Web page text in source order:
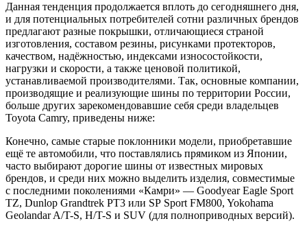
Данная тенденция продолжается вплоть до сегодняшнего дня,
и для потенциальных потребителей сотни различных брендов
предлагают разные покрышки, отличающиеся страной
изготовления, составом резины, рисунками протекторов,
качеством, надёжностью, индексами износостойкости,
нагрузки и скорости, а также ценовой политикой,
устанавливаемой производителями. Так, основные компании,
производящие и реализующие шины по территории России,
больше других зарекомендовавшие себя среди владельцев
Toyota Camry, приведены ниже:
Конечно, самые старые поклонники модели, приобретавшие
ещё те автомобили, что поставлялись прямиком из Японии,
часто выбирают дорогие шины от известных мировых
брендов, и среди них можно выделить изделия, совместимые
с последними поколениями «Камри» — Goodyear Eagle Sport
TZ, Dunlop Grandtrek PT3 или SP Sport FM800, Yokohama
Geolandar A/T-S, H/T-S и SUV (для полноприводных версий).